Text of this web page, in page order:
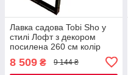
Лавка садова Tobi Sho у
стилі Лофт з декором
посилена 260 см колір
8 509 ₴ 9 144 ₴